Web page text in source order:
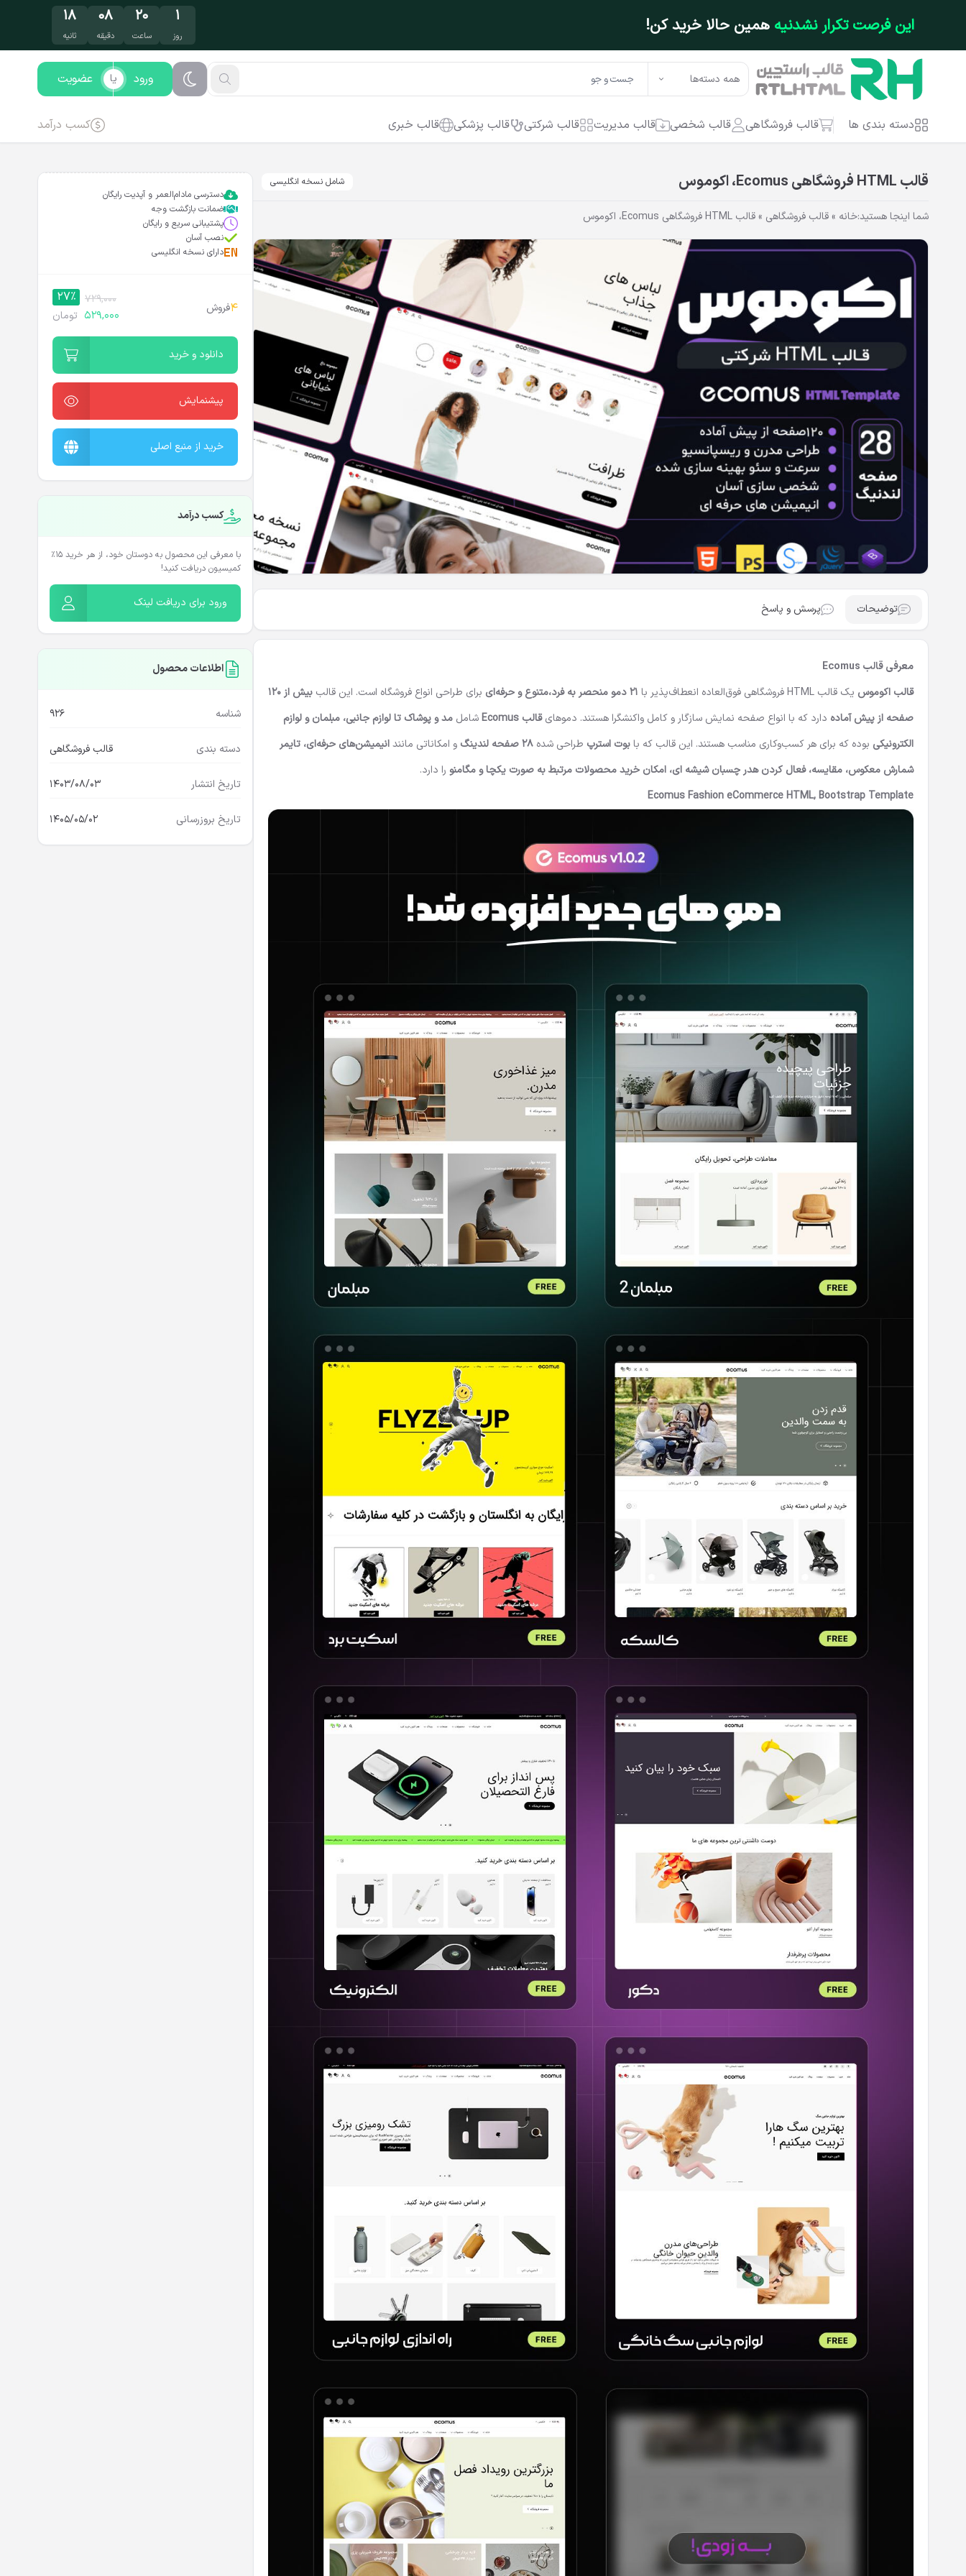
این فرصت تکرار نشدنیه همین حالا خرید کن! ۱
روز
۲۰
ساعت
۰۸
دقیقه
۱۷
ثانیه
همه دسته‌ها ورود عضویت یا
دسته بندی ها قالب فروشگاهی قالب شخصی قالب مدیریت قالب شرکتی قالب پزشکی قالب خبری کسب درآمد
قالب HTML فروشگاهی Ecomus، اکوموس شامل نسخه انگلیسی
شما اینجا هستید:خانه »قالب فروشگاهی »قالب HTML فروشگاهی Ecomus، اکوموس
توضیحات پرسش و پاسخ
معرفی قالب Ecomus
قالب اکوموس یک قالب HTML فروشگاهی فوق‌العاده انعطاف‌پذیر با 21 دمو منحصر به فرد،متنوع و حرفه‌ای برای طراحی انواع فروشگاه است. این قالب
بیش از 120
صفحه از پیش آماده دارد که با انواع صفحه نمایش سازگار و کامل واکنشگرا هستند. دموهایقالب Ecomus شامل مد و پوشاک تا لوازم جانبی، مبلمان و لوازم
الکترونیکی بوده که برای هر کسب‌وکاری مناسب هستند. این قالب که بابوت استرپ طراحی شده 28 صفحه لندینگ و امکاناتی مانندانیمیشن‌های حرفه‌ای، تایمر
شمارش معکوس، مقایسه، فعال کردن هدر چسبان شیشه ای، امکان خرید محصولات مرتبط به صورت یکچا و مگامنو را دارد.
Ecomus Fashion eCommerce HTML, Bootstrap Template
دسترسی مادام‌العمر و آپدیت رایگان
ضمانت بازگشت وجه
پشتیبانی سریع و رایگان
نصب آسان
دارای نسخه انگلیسی
4فروش
729,000
27%
529,000 تومان
دانلود و خرید
پیشنمایش
خرید از منبع اصلی
کسب درآمد
با معرفی این محصول به دوستان خود، از هر خرید ۱۵٪
کمیسیون دریافت کنید!
ورود برای دریافت لینک
اطلاعات محصول
شناسه 926
دسته بندی قالب فروشگاهی
تاریخ انتشار 1403/08/03
تاریخ بروزرسانی 1405/05/02